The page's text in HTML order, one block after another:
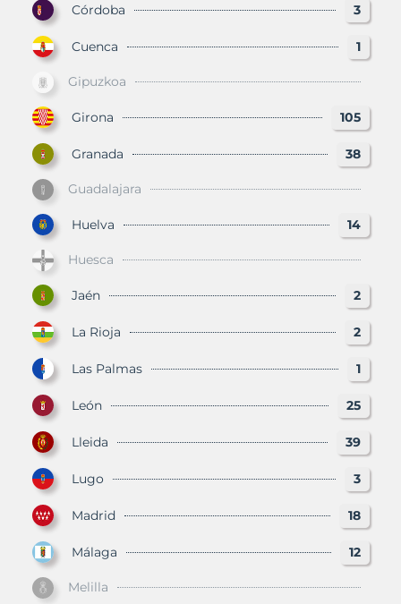
Córdoba 3
Cuenca 1
Gipuzkoa
Girona 105
Granada 38
Guadalajara
Huelva 14
Huesca
Jaén 2
La Rioja 2
Las Palmas 1
León 25
Lleida 39
Lugo 3
Madrid 18
Málaga 12
Melilla